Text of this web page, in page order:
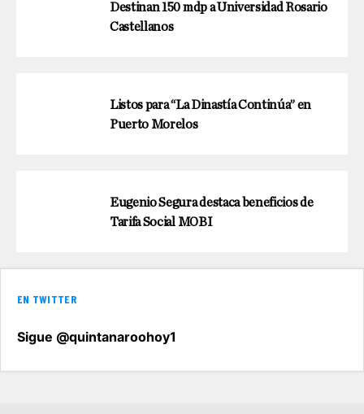
Destinan 150 mdp a Universidad Rosario
Castellanos
Listos para “La Dinastía Continúa” en
Puerto Morelos
Eugenio Segura destaca beneficios de
Tarifa Social MOBI
EN TWITTER
Sigue @quintanaroohoy1